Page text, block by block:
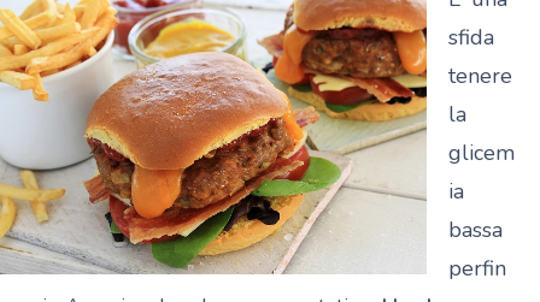
sfida
tenere
la
glicem
ia
bassa
perfin